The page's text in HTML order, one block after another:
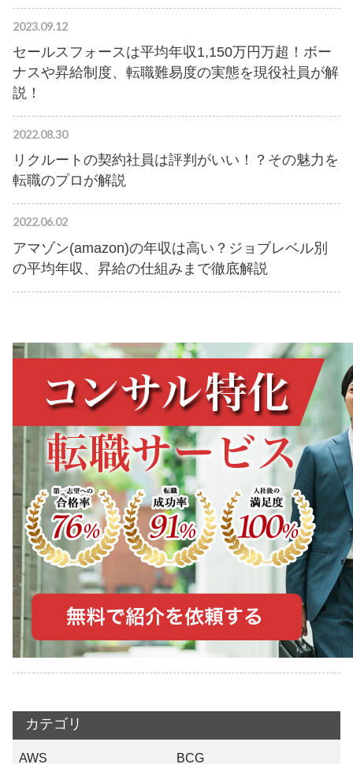
2023.09.12
セールスフォースは平均年収1,150万円万超！ボー
ナスや昇給制度、転職難易度の実態を現役社員が解
説！
2022.08.30
リクルートの契約社員は評判がいい！？その魅力を
転職のプロが解説
2022.06.02
アマゾン(amazon)の年収は高い？ジョブレベル別
の平均年収、昇給の仕組みまで徹底解説
カテゴリ
AWS
BCG